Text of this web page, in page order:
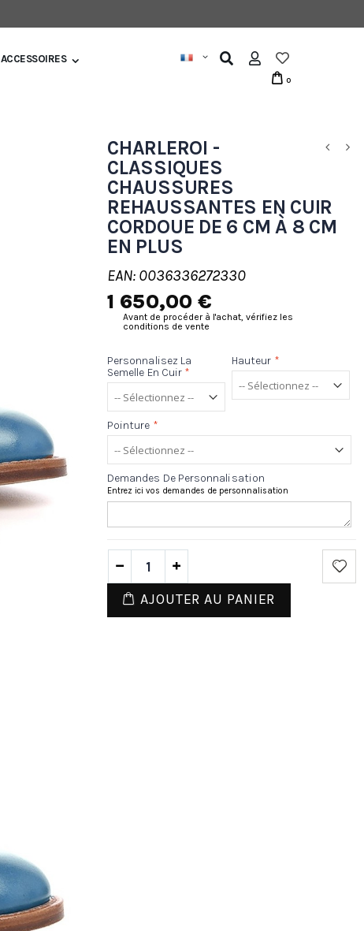
ACCESSOIRES
0
CHARLEROI -
CLASSIQUES
CHAUSSURES
REHAUSSANTES EN CUIR
CORDOUE DE 6 CM À 8 CM
EN PLUS
EAN: 0036336272330
1 650,00 €
Avant de procéder à l'achat, vérifiez les
conditions de vente
Personnalisez La
Semelle En Cuir *
Hauteur *
Pointure *
Demandes De Personnalisation
Entrez ici vos demandes de personnalisation
AJOUTER AU PANIER